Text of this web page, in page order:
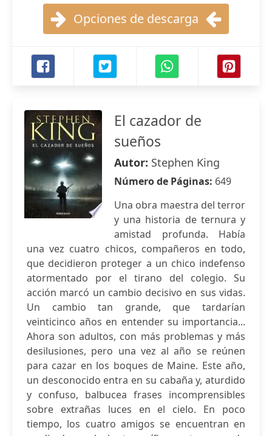
Opciones de descarga
El cazador de
sueños
Autor: Stephen King
Número de Páginas: 649
Una obra maestra del terror
y una historia de ternura y
amistad profunda. Había
una vez cuatro chicos, compañeros en todo,
que decidieron proteger a un chico indefenso
atormentado por el tirano del colegio. Su
acción marcó un cambio decisivo en sus vidas.
Un cambio tan grande, que tardarían
veinticinco años en entender su importancia...
Ahora son adultos, con más problemas y más
desilusiones, pero una vez al año se reúnen
para cazar en los boques de Maine. Este año,
un desconocido entra en su cabaña y, aturdido
y confuso, balbucea frases incomprensibles
sobre extrañas luces en el cielo. En poco
tiempo, los cuatro amigos se encuentran en